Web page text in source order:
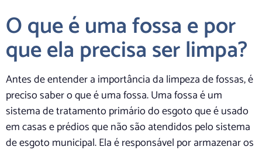
O que é uma fossa e por
que ela precisa ser limpa?
Antes de entender a importância da limpeza de fossas, é
preciso saber o que é uma fossa. Uma fossa é um
sistema de tratamento primário do esgoto que é usado
em casas e prédios que não são atendidos pelo sistema
de esgoto municipal. Ela é responsável por armazenar os